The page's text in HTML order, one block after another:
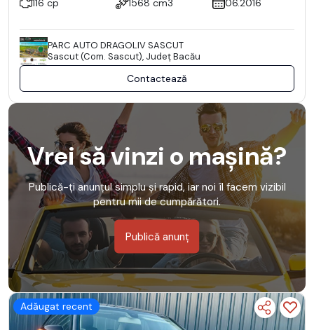
116 cp
1568 cm3 06.2016
PARC AUTO DRAGOLIV SASCUT
Sascut (Com. Sascut), Județ Bacău
Contactează
Vrei să vinzi o mașină?
Publică-ți anunțul simplu și rapid, iar noi îl facem vizibil
pentru mii de cumpărători.
Publică anunț
Adăugat recent